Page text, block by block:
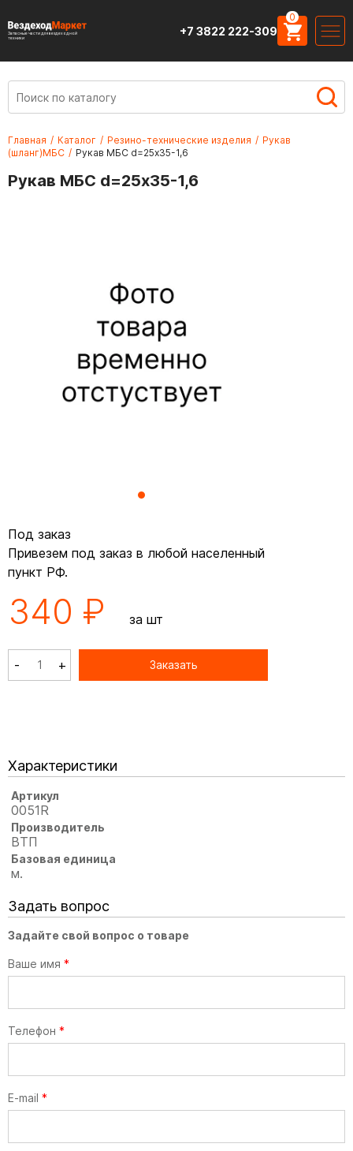
Запасные части для вездеходной
техники
+7 3822 222-309
0
Главная / Каталог / Резино-технические изделия / Рукав
(шланг)МБС / Рукав МБС d=25х35-1,6
Рукав МБС d=25х35-1,6
Под заказ
Привезем под заказ в любой населенный
пункт РФ.
340 ₽ за шт
- + Заказать
Характеристики
Артикул
0051R
Производитель
ВТП
Базовая единица
м.
Задать вопрос
Задайте свой вопрос о товаре
Ваше имя *
Телефон *
E-mail *